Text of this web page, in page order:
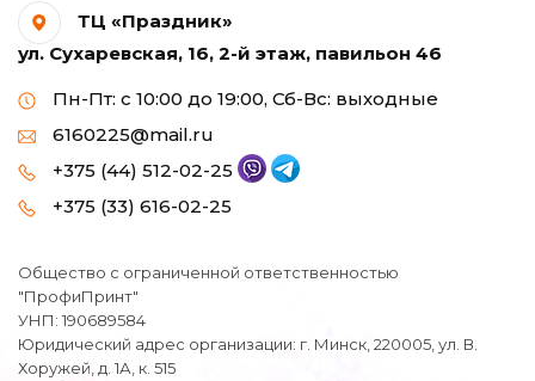
ТЦ «Праздник»
ул. Сухаревская, 16, 2-й этаж, павильон 46
Пн-Пт: с 10:00 до 19:00, Сб-Вс: выходные
6160225@mail.ru
+375 (44) 512-02-25
+375 (33) 616-02-25
Общество с ограниченной ответственностью
"ПрофиПринт"
УНП: 190689584
Юридический адрес организации: г. Минск, 220005, ул. В.
Хоружей, д. 1А, к. 515